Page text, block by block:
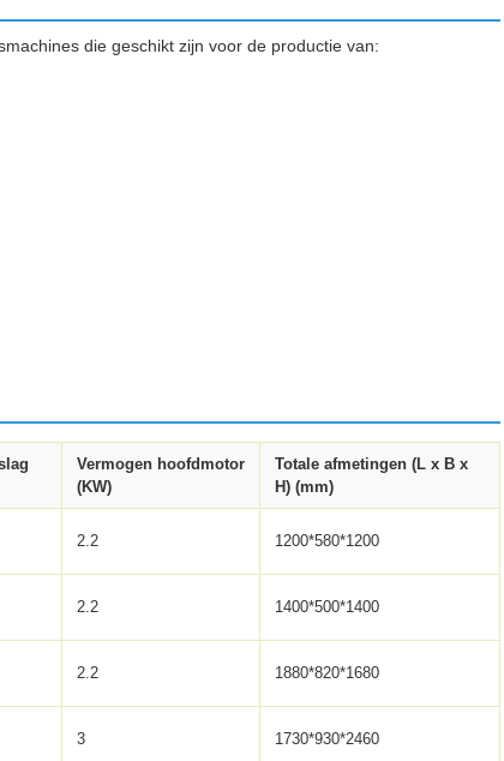
die geschikt zijn voor de productie van:
Vermogen hoofdmotor
(KW)
Totale afmetingen (L x B x
H) (mm)
2.2 1200*580*1200
2.2 1400*500*1400
2.2 1880*820*1680
3 1730*930*2460